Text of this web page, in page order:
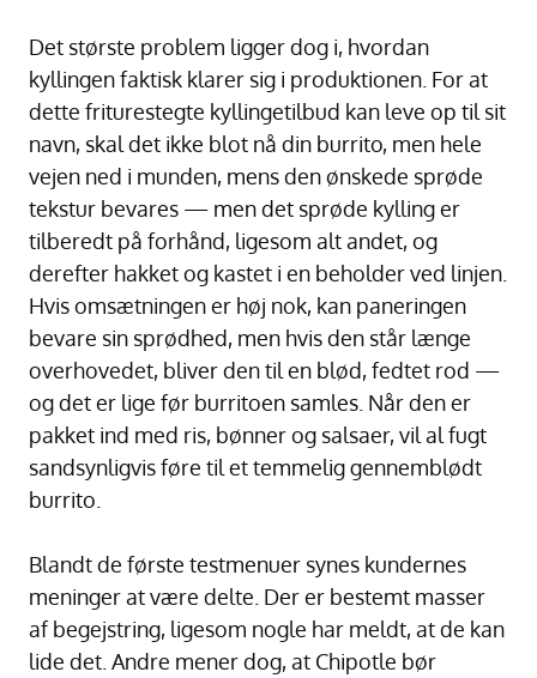
Det største problem ligger dog i, hvordan
kyllingen faktisk klarer sig i produktionen. For at
dette friturestegte kyllingetilbud kan leve op til sit
navn, skal det ikke blot nå din burrito, men hele
vejen ned i munden, mens den ønskede sprøde
tekstur bevares — men det sprøde kylling er
tilberedt på forhånd, ligesom alt andet, og
derefter hakket og kastet i en beholder ved linjen.
Hvis omsætningen er høj nok, kan paneringen
bevare sin sprødhed, men hvis den står længe
overhovedet, bliver den til en blød, fedtet rod —
og det er lige før burritoen samles. Når den er
pakket ind med ris, bønner og salsaer, vil al fugt
sandsynligvis føre til et temmelig gennemblødt
burrito.
Blandt de første testmenuer synes kundernes
meninger at være delte. Der er bestemt masser
af begejstring, ligesom nogle har meldt, at de kan
lide det. Andre mener dog, at Chipotle bør